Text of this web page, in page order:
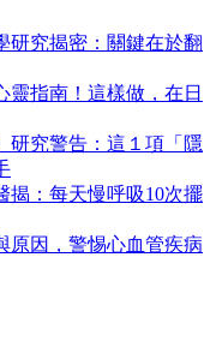
研究揭密：關鍵在於翻
靈指南！這樣做，在日
研究警告：這１項「隱
揭：每天慢呼吸10次擺
原因，警惕心血管疾病